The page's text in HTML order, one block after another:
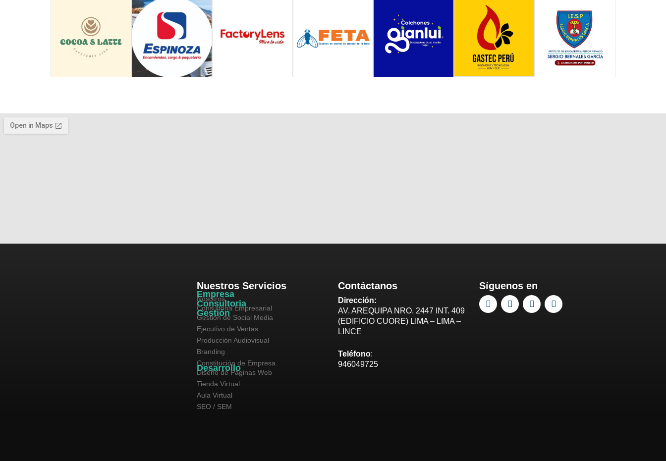
Nuestros Servicios
Empresa
Nosotros
Consultoria
Consultoria Empresarial
Gestión
Gestión de Social Media
Ejecutivo de Ventas
Producción Audiovisual
Branding
Constitución de Empresa
Desarrollo
Diseño de Páginas Web
Tienda Virtual
Aula Virtual
SEO / SEM
Contáctanos
Dirección:
AV. AREQUIPA NRO. 2447 INT. 409
(EDIFICIO CUORE) LIMA – LIMA –
LINCE
Teléfono:
946049725
Síguenos en